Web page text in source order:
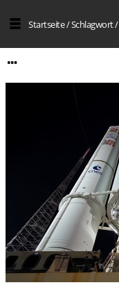
Startseite/Schlagwort/